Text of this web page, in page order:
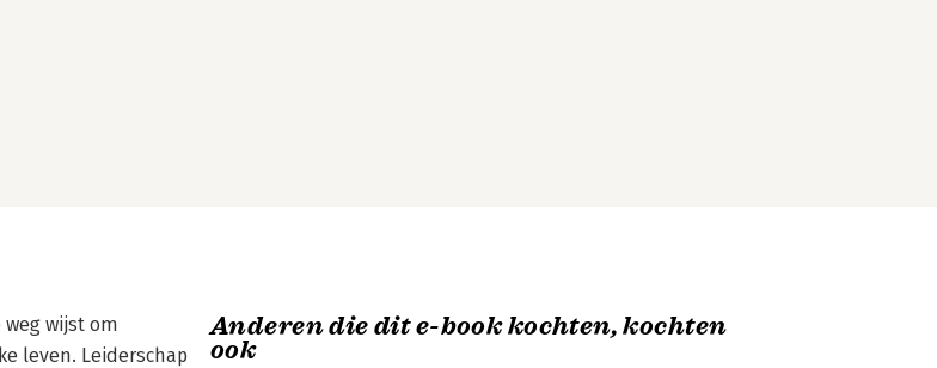
wijst om
leven. Leiderschap
Anderen die dit e-book kochten, kochten
ook